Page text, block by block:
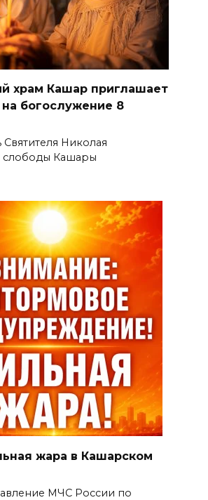
храм Кашар приглашает
богослужение 8
Святителя Николая
слободы Кашары
жара в Кашарском
МЧС России по